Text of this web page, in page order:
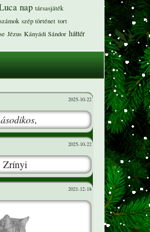
nap társasjáték
szép történet tort
Jézus Kányádi Sándor háttér